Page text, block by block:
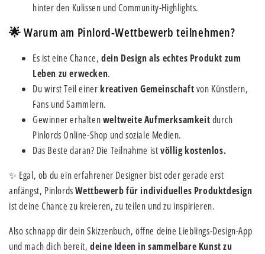
hinter den Kulissen und Community-Highlights.
🌟 Warum am Pinlord-Wettbewerb teilnehmen?
Es ist eine Chance, dein Design als echtes Produkt zum
Leben zu erwecken.
Du wirst Teil einer kreativen Gemeinschaftvon Künstlern,
Fans und Sammlern.
Gewinner erhaltenweltweite Aufmerksamkeitdurch
Pinlords Online-Shop und soziale Medien.
Das Beste daran? Die Teilnahme istvöllig kostenlos.
✨ Egal, ob du ein erfahrener Designer bist oder gerade erst
anfängst, PinlordsWettbewerb für individuelles Produktdesign
ist deine Chance zu kreieren, zu teilen und zu inspirieren.
Also schnapp dir dein Skizzenbuch, öffne deine Lieblings-Design-App
und mach dich bereit,deine Ideen in sammelbare Kunst zu